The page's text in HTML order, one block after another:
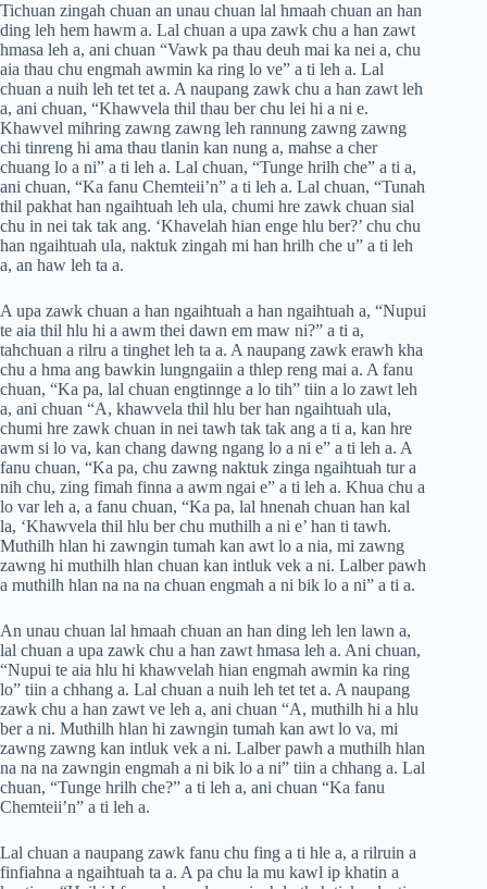
Tichuan zingah chuan an unau chuan lal hmaah chuan an han
ding leh hem hawm a. Lal chuan a upa zawk chu a han zawt
hmasa leh a, ani chuan “Vawk pa thau deuh mai ka nei a, chu
aia thau chu engmah awmin ka ring lo ve” a ti leh a. Lal
chuan a nuih leh tet tet a. A naupang zawk chu a han zawt leh
a, ani chuan, “Khawvela thil thau ber chu lei hi a ni e.
Khawvel mihring zawng zawng leh rannung zawng zawng
chi tinreng hi ama thau tlanin kan nung a, mahse a cher
chuang lo a ni” a ti leh a. Lal chuan, “Tunge hrilh che” a ti a,
ani chuan, “Ka fanu Chemteii’n” a ti leh a. Lal chuan, “Tunah
thil pakhat han ngaihtuah leh ula, chumi hre zawk chuan sial
chu in nei tak tak ang. ‘Khavelah hian enge hlu ber?’ chu chu
han ngaihtuah ula, naktuk zingah mi han hrilh che u” a ti leh
a, an haw leh ta a.
A upa zawk chuan a han ngaihtuah a han ngaihtuah a, “Nupui
te aia thil hlu hi a awm thei dawn em maw ni?” a ti a,
tahchuan a rilru a tinghet leh ta a. A naupang zawk erawh kha
chu a hma ang bawkin lungngaiin a thlep reng mai a. A fanu
chuan, “Ka pa, lal chuan engtinnge a lo tih” tiin a lo zawt leh
a, ani chuan “A, khawvela thil hlu ber han ngaihtuah ula,
chumi hre zawk chuan in nei tawh tak tak ang a ti a, kan hre
awm si lo va, kan chang dawng ngang lo a ni e” a ti leh a. A
fanu chuan, “Ka pa, chu zawng naktuk zinga ngaihtuah tur a
nih chu, zing fimah finna a awm ngai e” a ti leh a. Khua chu a
lo var leh a, a fanu chuan, “Ka pa, lal hnenah chuan han kal
la, ‘Khawvela thil hlu ber chu muthilh a ni e’ han ti tawh.
Muthilh hlan hi zawngin tumah kan awt lo a nia, mi zawng
zawng hi muthilh hlan chuan kan intluk vek a ni. Lalber pawh
a muthilh hlan na na na chuan engmah a ni bik lo a ni” a ti a.
An unau chuan lal hmaah chuan an han ding leh len lawn a,
lal chuan a upa zawk chu a han zawt hmasa leh a. Ani chuan,
“Nupui te aia hlu hi khawvelah hian engmah awmin ka ring
lo” tiin a chhang a. Lal chuan a nuih leh tet tet a. A naupang
zawk chu a han zawt ve leh a, ani chuan “A, muthilh hi a hlu
ber a ni. Muthilh hlan hi zawngin tumah kan awt lo va, mi
zawng zawng kan intluk vek a ni. Lalber pawh a muthilh hlan
na na na zawngin engmah a ni bik lo a ni” tiin a chhang a. Lal
chuan, “Tunge hrilh che?” a ti leh a, ani chuan “Ka fanu
Chemteii’n” a ti leh a.
Lal chuan a naupang zawk fanu chu fing a ti hle a, a rilruin a
finfiahna a ngaihtuah ta a. A pa chu la mu kawl ip khatin a